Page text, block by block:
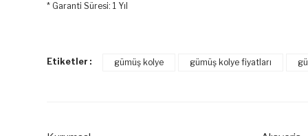
* Garanti Süresi: 1 Yıl
Etiketler : gümüş kolye gümüş kolye fiyatları